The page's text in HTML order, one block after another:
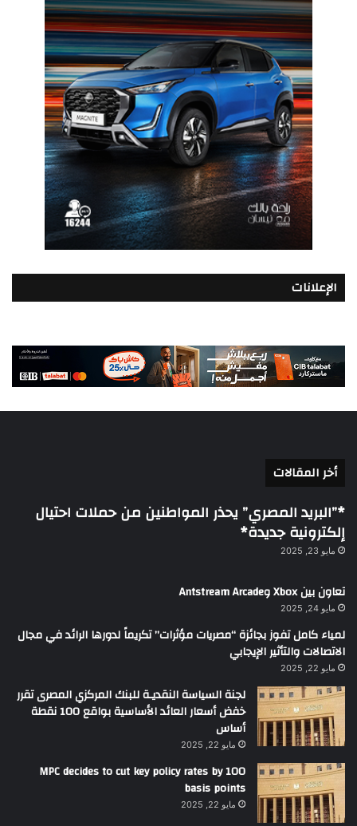
الإعلانات
أخر المقالات
*”البريد المصري” يحذر المواطنين من حملات احتيال
إلكترونية جديدة*
مايو 23, 2025
تعاون بين Xbox وAntstream Arcade
مايو 24, 2025
لمياء كامل تفوز بجائزة “مصريات مؤثرات” تكريماً لدورها الرائد في مجال
الاتصالات والتأثير الإيجابي
مايو 22, 2025
لجنة السياسة النقديـة للبنك المركزي المصرى تقرر
خفض أسعار العائد الأساسية بواقع 100 نقطة
أساس
مايو 22, 2025
MPC decides to cut key policy rates by 100
basis points
مايو 22, 2025